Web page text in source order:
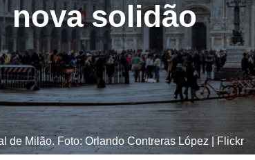
nova solidão
de Milão. Foto: Orlando Contreras López | Flickr